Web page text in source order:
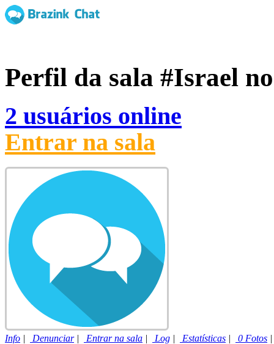
Perfil da sala #Israel
2 usuários online
Entrar na sala
Info | Denunciar| Entrar na sala | Log | Estatísticas | 0 Fotos